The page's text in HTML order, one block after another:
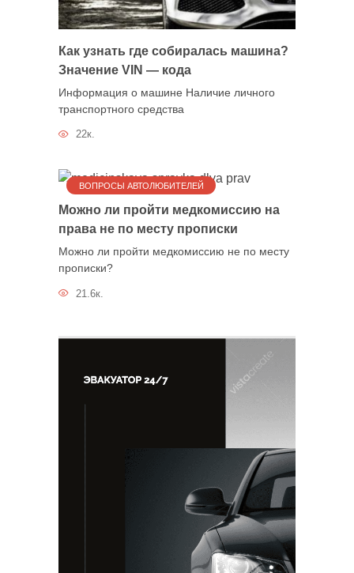
Как узнать где собиралась машина?
Значение VIN — кода
Информация о машине Наличие личного
транспортного средства
22к.
ВОПРОСЫ АВТОЛЮБИТЕЛЕЙ
Можно ли пройти медкомиссию на
права не по месту прописки
Можно ли пройти медкомиссию не по месту
прописки?
21.6к.